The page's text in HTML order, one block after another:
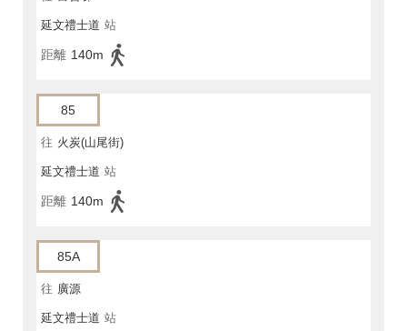
延文禮士道 站
距離 140m
85
往 火炭(山尾街)
延文禮士道 站
距離 140m
85A
往 廣源
延文禮士道 站